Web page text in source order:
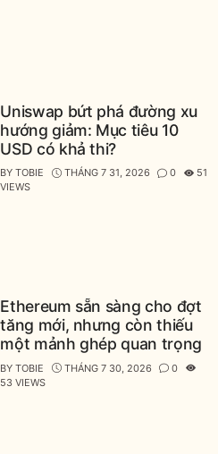
Uniswap bứt phá đường xu
hướng giảm: Mục tiêu 10
USD có khả thi?
BYTOBIE THÁNG 7 31, 2026 0
51
VIEWS
Ethereum sẵn sàng cho đợt
tăng mới, nhưng còn thiếu
một mảnh ghép quan trọng
BYTOBIE THÁNG 7 30, 2026
0
53 VIEWS